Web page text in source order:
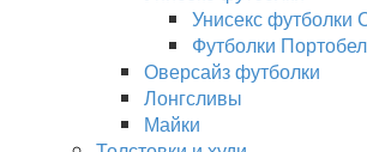
Унисекс футболки
Футболки
Оверсайз футболки
Лонгсливы
Майки